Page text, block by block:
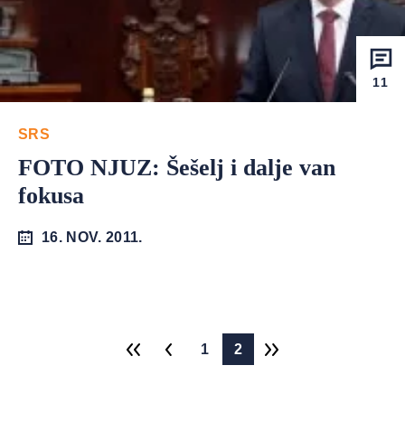
11
SRS
FOTO NJUZ: Šešelj i dalje van
fokusa
16. NOV. 2011.
1 2